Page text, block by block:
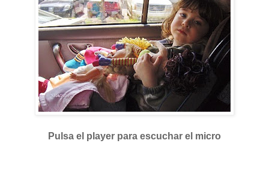
Pulsa el player para escuchar el micro